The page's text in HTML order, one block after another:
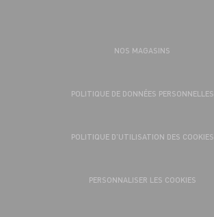
NOS MAGASINS
POLITIQUE DE DONNÉES PERSONNELLES
POLITIQUE D’UTILISATION DES COOKIES
PERSONNALISER LES COOKIES